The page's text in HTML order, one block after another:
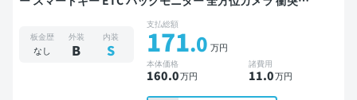
板金歴
なし
外装
B
内装
S
支払総額
171.0 万円
本体価格
160.0万円
諸費用
11.0万円